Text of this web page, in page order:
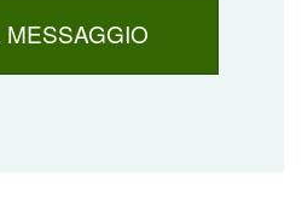
MESSAGGIO